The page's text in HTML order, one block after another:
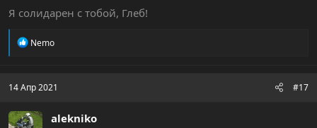
П.С. Но я не настаиваю (с)
Я солидарен с тобой, Глеб!
Р
ц
и
:
Nemo
14 Апр 2021 #17
alekniko